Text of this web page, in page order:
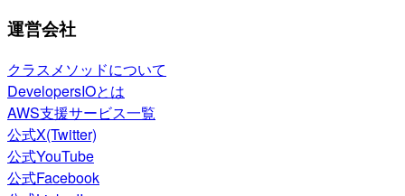
運営会社
クラスメソッドについて
DevelopersIOとは
AWS支援サービス一覧
公式X(Twitter)
公式YouTube
公式Facebook